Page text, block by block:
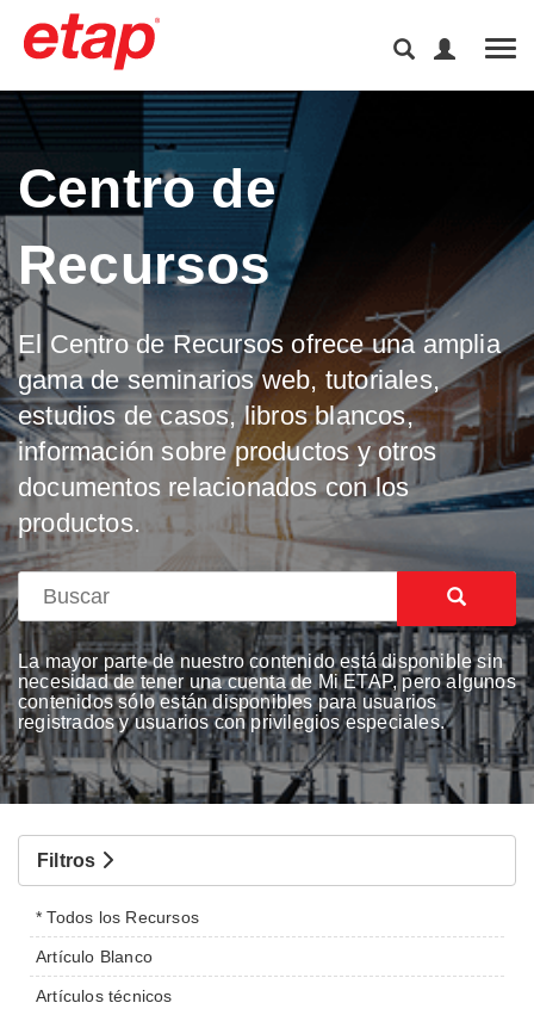
Centro de
Recursos
El Centro de Recursos ofrece una amplia
gama de seminarios web, tutoriales,
estudios de casos, libros blancos,
información sobre productos y otros
documentos relacionados con los
productos.
La mayor parte de nuestro contenido está disponible sin
necesidad de tener una cuenta de Mi ETAP, pero algunos
contenidos sólo están disponibles para usuarios
registrados y usuarios con privilegios especiales.
Filtros
* Todos los Recursos
Artículo Blanco
Artículos técnicos